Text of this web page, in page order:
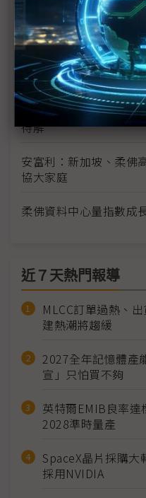
Synopsys談東南亞IC
雄並起
華新科PCB布局東南
域
前進柔新經濟特區 專
待解
安富利：新加坡、柔
協大家庭
柔佛資料中心量指數
近７天熱門報導
MLCC訂單過熱、
建熱潮將趨緩
2027全年記憶體
宣」只怕買不夠
英特爾EMIB良率
2028準時量產
SpaceX晶片採購
採用NVIDIA